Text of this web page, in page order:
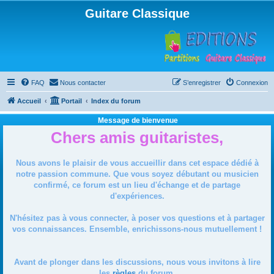
Guitare Classique
FAQ Nous contacter Connexion
S’enregistrer
Accueil Portail Index du forum
Message de bienvenue
Chers amis guitaristes,
Nous avons le plaisir de vous accueillir dans cet espace dédié à
notre passion commune. Que vous soyez débutant ou musicien
confirmé, ce forum est un lieu d'échange et de partage
d'expériences.
N'hésitez pas à vous connecter, à poser vos questions et à partager
vos connaissances. Ensemble, enrichissons-nous mutuellement !
Avant de plonger dans les discussions, nous vous invitons à lire